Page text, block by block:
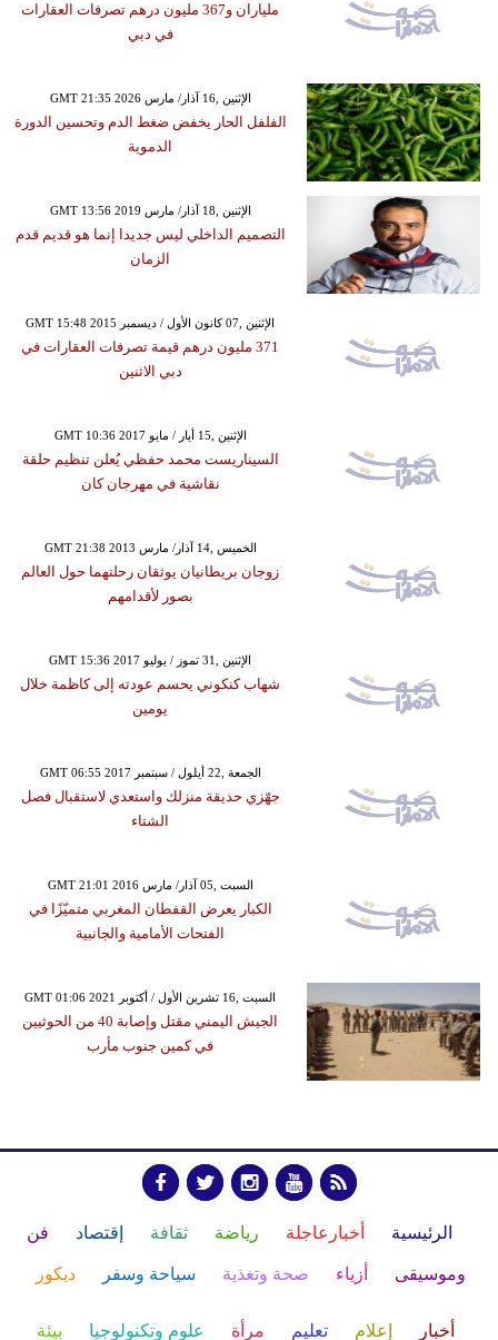
ملياران و367 مليون درهم تصرفات العقارات
في دبي
GMT 21:35 2026 الإثنين ,16 آذار/ مارس
الفلفل الحار يخفض ضغط الدم وتحسين الدورة
الدموية
GMT 13:56 2019 الإثنين ,18 آذار/ مارس
التصميم الداخلي ليس جديدا إنما هو قديم قدم
الزمان
GMT 15:48 2015 الإثنين ,07 كانون الأول / ديسمبر
371 مليون درهم قيمة تصرفات العقارات في
دبي الاثنين
GMT 10:36 2017 الإثنين ,15 أيار / مايو
السيناريست محمد حفظي يُعلن تنظيم حلقة
نقاشية في مهرجان كان
GMT 21:38 2013 الخميس ,14 آذار/ مارس
زوجان بريطانيان يوثقان رحلتهما حول العالم
بصور لأقدامهم
GMT 15:36 2017 الإثنين ,31 تموز / يوليو
شهاب كنكوني يحسم عودته إلى كاظمة خلال
يومين
GMT 06:55 2017 الجمعة ,22 أيلول / سبتمبر
جهّزي حديقة منزلك واستعدي لاستقبال فصل
الشتاء
GMT 21:01 2016 السبت ,05 آذار/ مارس
الكبار يعرض القفطان المغربي متميّزًا في
الفتحات الأمامية والجانبية
GMT 01:06 2021 السبت ,16 تشرين الأول / أكتوبر
الجيش اليمني مقتل وإصابة 40 من الحوثيين
في كمين جنوب مأرب
الرئيسية أخبارعاجلة رياضة ثقافة إقتصاد فن
وموسيقى أزياء صحة وتغذية سياحة وسفر ديكور
أخبار إعلام تعليم مرأة علوم وتكنولوجيا بيئة